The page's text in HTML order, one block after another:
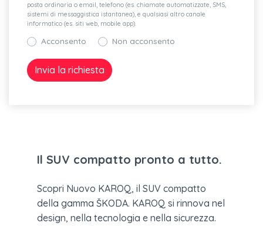
posta ordinaria o email, telefono (es. chiamate automatizzate, SMS,
sistemi di messaggistica istantanea), e qualsiasi altro canale
informatico (es. siti web, mobile app).
Acconsento Non acconsento
Il SUV compatto pronto a tutto.
Scopri Nuovo KAROQ, il SUV compatto
della gamma ŠKODA. KAROQ si rinnova nel
design, nella tecnologia e nella sicurezza.